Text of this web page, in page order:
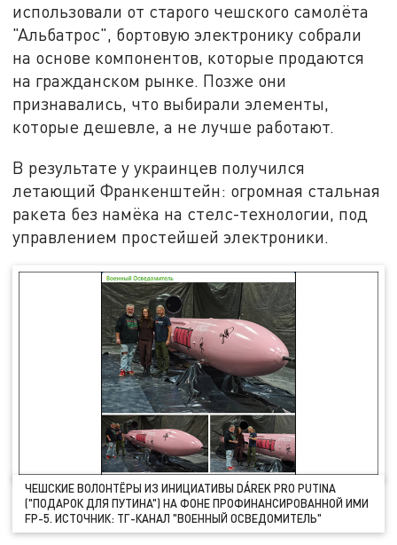
использовали от старого чешского самолёта
"Альбатрос", бортовую электронику собрали
на основе компонентов, которые продаются
на гражданском рынке. Позже они
признавались, что выбирали элементы,
которые дешевле, а не лучше работают.
В результате у украинцев получился
летающий Франкенштейн: огромная стальная
ракета без намёка на стелс-технологии, под
управлением простейшей электроники.
ЧЕШСКИЕ ВОЛОНТЁРЫ ИЗ ИНИЦИАТИВЫ DÁREK PRO PUTINA
("ПОДАРОК ДЛЯ ПУТИНА") НА ФОНЕ ПРОФИНАНСИРОВАННОЙ ИМИ
FP-5. ИСТОЧНИК: ТГ-КАНАЛ "ВОЕННЫЙ ОСВЕДОМИТЕЛЬ"